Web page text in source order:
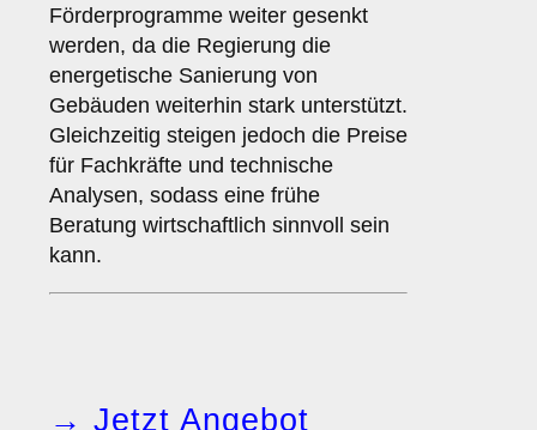
Förderprogramme weiter gesenkt
werden, da die Regierung die
energetische Sanierung von
Gebäuden weiterhin stark unterstützt.
Gleichzeitig steigen jedoch die Preise
für Fachkräfte und technische
Analysen, sodass eine frühe
Beratung wirtschaftlich sinnvoll sein
kann.
→ Jetzt Angebot